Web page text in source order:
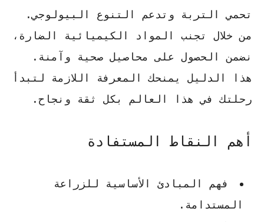
تحمي التربة وتدعم التنوع البيولوجي.
من خلال تجنب المواد الكيميائية الضارة،
نضمن الحصول على محاصيل صحية وآمنة.
هذا الدليل يمنحك المعرفة اللازمة لتبدأ
رحلتك في هذا العالم بكل ثقة ونجاح.
أهم النقاط المستفادة
فهم المبادئ الأساسية للزراعة
المستدامة.